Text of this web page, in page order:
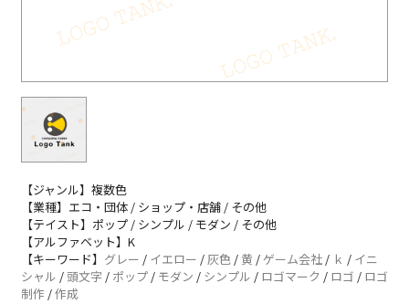
【ジャンル】複数色
【業種】エコ・団体 / ショップ・店舗 / その他
【テイスト】ポップ / シンプル / モダン / その他
【アルファベット】K
【キーワード】 グレー / イエロー /灰色 /黄 /ゲーム会社 / ｋ / イニ
シャル / 頭文字 / ポップ / モダン / シンプル / ロゴマーク / ロゴ / ロゴ
制作 /作成